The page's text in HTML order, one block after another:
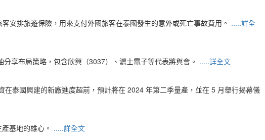
安排旅遊保險，用來支付外國旅客在泰國發生的意外或死亡事故費用。 .....詳全
享布局策略，包含欣興（3037）、滬士電子等代表將與會。 .....詳全文
泰國興建的新廠進度超前，預計將在 2024 年第二季量產，並在 5 月舉行揭幕儀
基地的雄心。 .....詳全文